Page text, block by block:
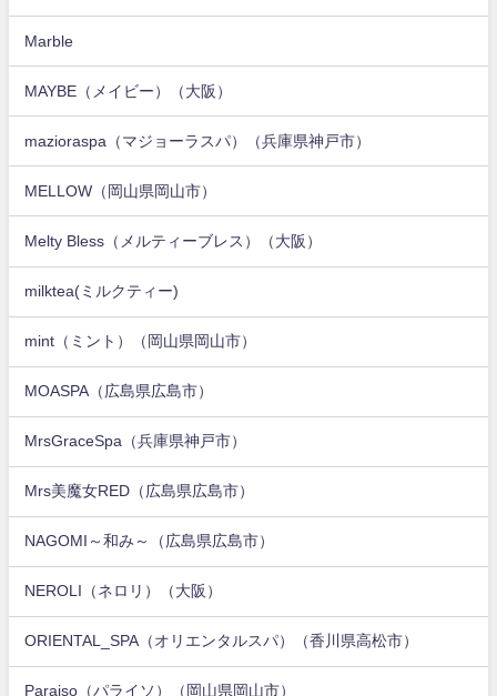
Marble
MAYBE（メイビー）（大阪）
mazioraspa（マジョーラスパ）（兵庫県神戸市）
MELLOW（岡山県岡山市）
Melty Bless（メルティーブレス）（大阪）
milktea(ミルクティー)
mint（ミント）（岡山県岡山市）
MOASPA（広島県広島市）
MrsGraceSpa（兵庫県神戸市）
Mrs美魔女RED（広島県広島市）
NAGOMI～和み～（広島県広島市）
NEROLI（ネロリ）（大阪）
ORIENTAL_SPA（オリエンタルスパ）（香川県高松市）
Paraiso（パライソ）（岡山県岡山市）